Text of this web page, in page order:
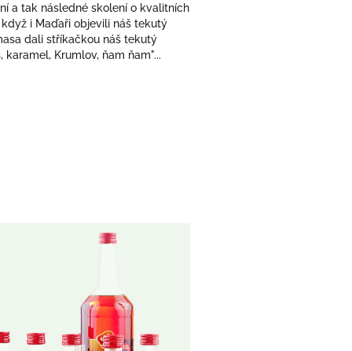
a tak následné skolení o kvalitních
i Maďaři objevili náš tekutý
dali stříkačkou náš tekutý
Krumlov, ňam ňam"...